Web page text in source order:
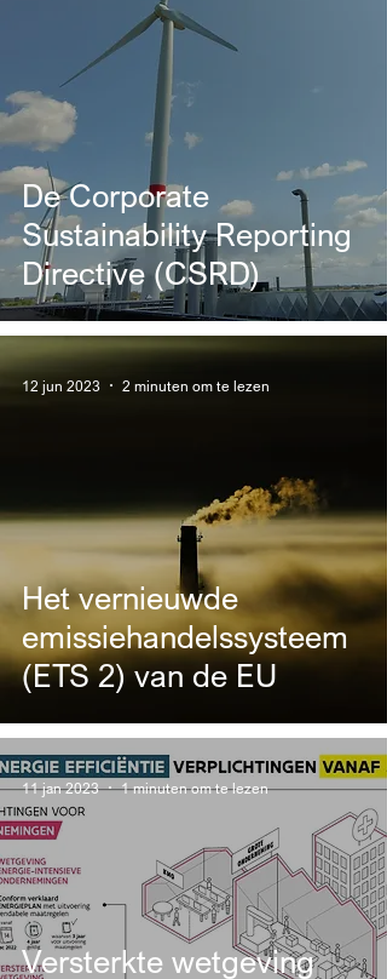
De Corporate
Sustainability Reporting
Directive (CSRD)
Het vernieuwde
emissiehandelssysteem
(ETS 2) van de EU
12 jun 2023 2 minuten om te lezen
Versterkte wetgeving
11 jan 2023 1 minuten om te lezen